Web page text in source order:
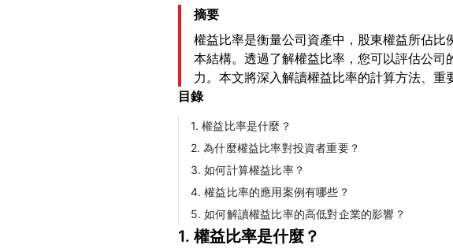
摘要
權益比率是衡量公司資產中，股東權益所佔比
本結構。透過了解權益比率，您可以評估公司
力。本文將深入解讀權益比率的計算方法、重
目錄
1. 權益比率是什麼？
2. 為什麼權益比率對投資者重要？
3. 如何計算權益比率？
4. 權益比率的應用案例有哪些？
5. 如何解讀權益比率的高低對企業的影響？
1. 權益比率是什麼？